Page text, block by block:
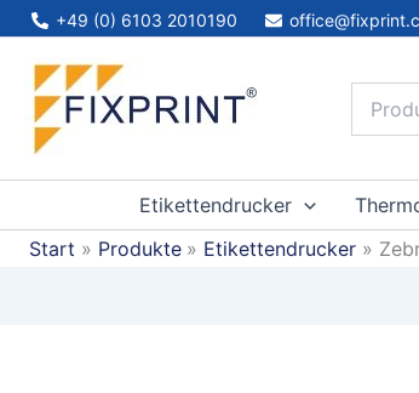
Zum
springen
+49 (0) 6103 2010190
Etikettendrucker
Start
Produkte Etikettendrucker